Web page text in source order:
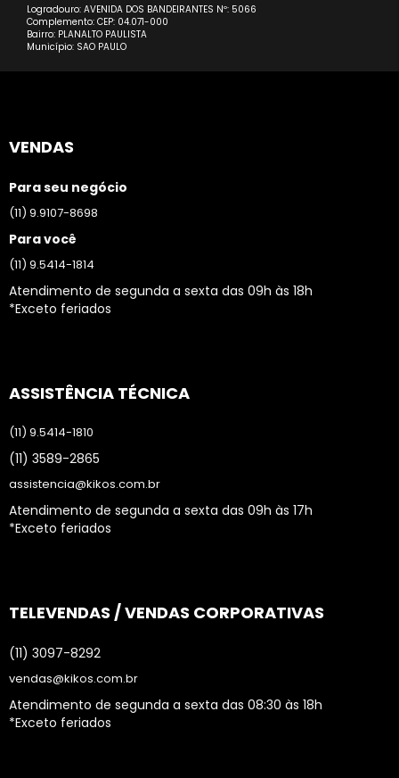
Logradouro: AVENIDA DOS BANDEIRANTES Nº: 5066
Complemento: CEP: 04.071-000
Bairro: PLANALTO PAULISTA
Município: SAO PAULO
VENDAS
Para seu negócio
(11) 9.9107-8698
Para você
(11) 9.5414-1814
Atendimento de segunda a sexta das 09h às 18h
*Exceto feriados
ASSISTÊNCIA TÉCNICA
(11) 9.5414-1810
(11) 3589-2865
assistencia@kikos.com.br
Atendimento de segunda a sexta das 09h às 17h
*Exceto feriados
TELEVENDAS / VENDAS CORPORATIVAS
(11) 3097-8292
vendas@kikos.com.br
Atendimento de segunda a sexta das 08:30 às 18h
*Exceto feriados